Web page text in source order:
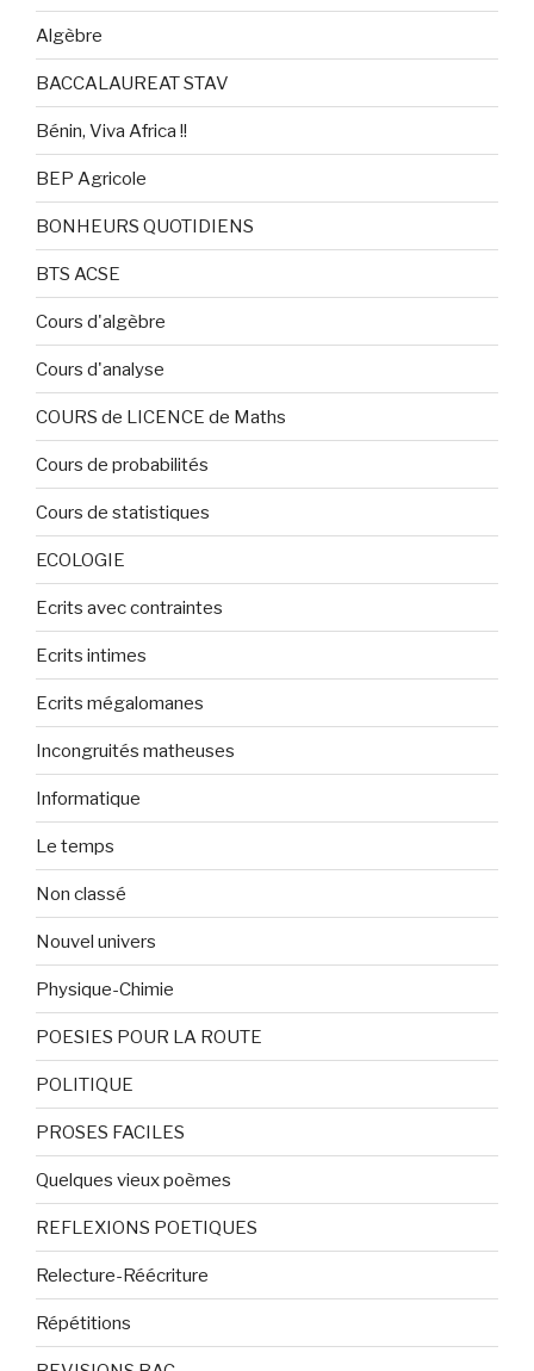
Algèbre
BACCALAUREAT STAV
Bénin, Viva Africa !!
BEP Agricole
BONHEURS QUOTIDIENS
BTS ACSE
Cours d'algèbre
Cours d'analyse
COURS de LICENCE de Maths
Cours de probabilités
Cours de statistiques
ECOLOGIE
Ecrits avec contraintes
Ecrits intimes
Ecrits mégalomanes
Incongruités matheuses
Informatique
Le temps
Non classé
Nouvel univers
Physique-Chimie
POESIES POUR LA ROUTE
POLITIQUE
PROSES FACILES
Quelques vieux poèmes
REFLEXIONS POETIQUES
Relecture-Réécriture
Répétitions